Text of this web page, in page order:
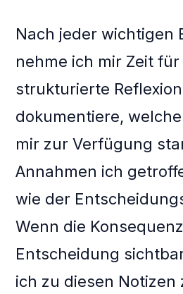
Nach jeder wichtigen
nehme ich mir Zeit für
strukturierte
dokumentiere,
mir zur Verfügung
Annahmen ich
wie der
Wenn die
Entscheidung
ich zu diesen Notizen